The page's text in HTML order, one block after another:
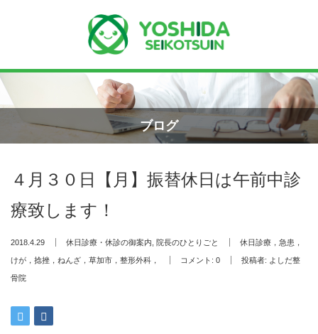
ブログ
４月３０日【月】振替休日は午前中診
療致します！
2018.4.29 休日診療・休診の御案内 院長のひとりごと 休日診療，急患，
けが，捻挫，ねんざ，草加市，整形外科， コメント: 0 投稿者: よしだ整
骨院
当院が選ばれる理由
院長プロフィール
施術の流れ